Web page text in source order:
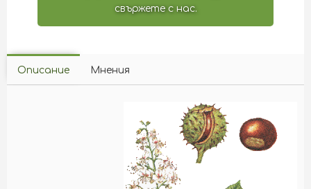
свържете с нас.
Описание Мнения